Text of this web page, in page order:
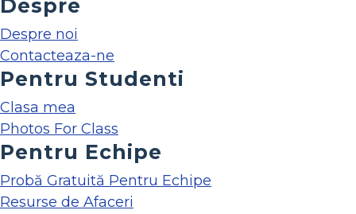
Despre
Despre noi
Contacteaza-ne
Pentru Studenti
Clasa mea
Photos For Class
Pentru Echipe
Probă Gratuită Pentru Echipe
Resurse de Afaceri